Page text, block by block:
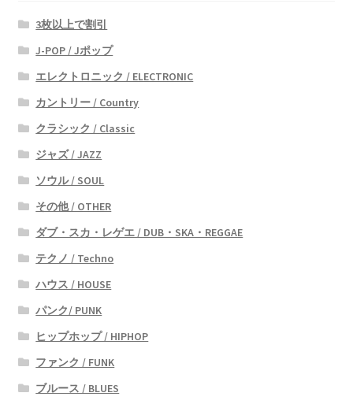
3枚以上で割引
J-POP / Jポップ
エレクトロニック / ELECTRONIC
カントリー / Country
クラシック / Classic
ジャズ / JAZZ
ソウル / SOUL
その他 / OTHER
ダブ・スカ・レゲエ / DUB・SKA・REGGAE
テクノ / Techno
ハウス / HOUSE
パンク/ PUNK
ヒップホップ / HIPHOP
ファンク / FUNK
ブルース / BLUES